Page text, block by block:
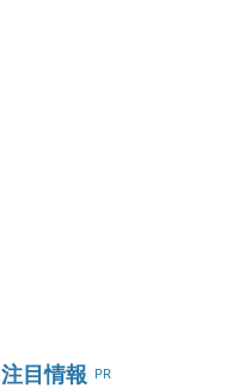
注目情報 PR